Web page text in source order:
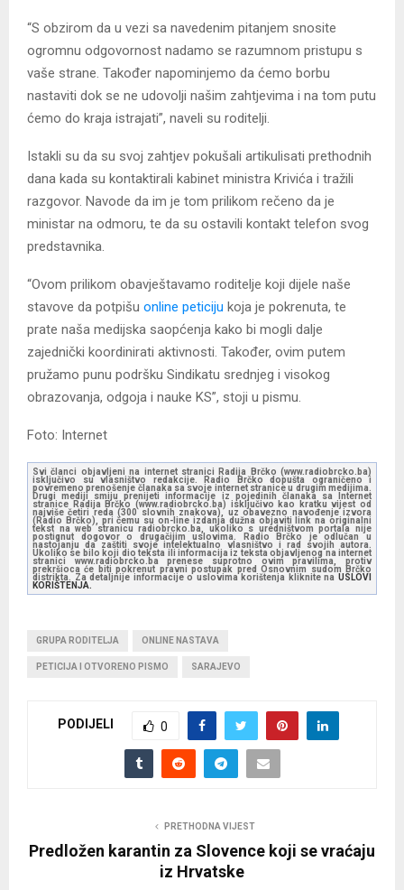
“S obzirom da u vezi sa navedenim pitanjem snosite
ogromnu odgovornost nadamo se razumnom pristupu s
vaše strane. Također napominjemo da ćemo borbu
nastaviti dok se ne udovolji našim zahtjevima i na tom putu
ćemo do kraja istrajati”, naveli su roditelji.
Istakli su da su svoj zahtjev pokušali artikulisati prethodnih
dana kada su kontaktirali kabinet ministra Krivića i tražili
razgovor. Navode da im je tom prilikom rečeno da je
ministar na odmoru, te da su ostavili kontakt telefon svog
predstavnika.
“Ovom prilikom obavještavamo roditelje koji dijele naše
stavove da potpišu online peticiju koja je pokrenuta, te
prate naša medijska saopćenja kako bi mogli dalje
zajednički koordinirati aktivnosti. Također, ovim putem
pružamo punu podršku Sindikatu srednjeg i visokog
obrazovanja, odgoja i nauke KS”, stoji u pismu.
Foto: Internet
Svi članci objavljeni na internet stranici Radija Brčko (www.radiobrcko.ba)
isključivo su vlasništvo redakcije. Radio Brčko dopušta ograničeno i
povremeno prenošenje članaka sa svoje internet stranice u drugim medijima.
Drugi mediji smiju prenijeti informacije iz pojedinih članaka sa Internet
stranice Radija Brčko (www.radiobrcko.ba) isključivo kao kratku vijest od
najviše četiri reda (300 slovnih znakova), uz obavezno navođenje izvora
(Radio Brčko), pri čemu su on-line izdanja dužna objaviti link na originalni
tekst na web stranicu radiobrcko.ba, ukoliko s uredništvom portala nije
postignut dogovor o drugačijim uslovima. Radio Brčko je odlučan u
nastojanju da zaštiti svoje intelektualno vlasništvo i rad svojih autora.
Ukoliko se bilo koji dio teksta ili informacija iz teksta objavljenog na internet
stranici www.radiobrcko.ba prenese suprotno ovim pravilima, protiv
prekršioca će biti pokrenut pravni postupak pred Osnovnim sudom Brčko
distrikta. Za detaljnije informacije o uslovima korištenja kliknite na USLOVI
KORIŠTENJA.
GRUPA RODITELJA ONLINE NASTAVA
PETICIJA I OTVORENO PISMO SARAJEVO
PODIJELI 0
PRETHODNA VIJEST
Predložen karantin za Slovence koji se vraćaju
iz Hrvatske